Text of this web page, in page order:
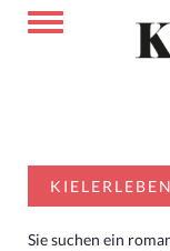
Sie suchen ein